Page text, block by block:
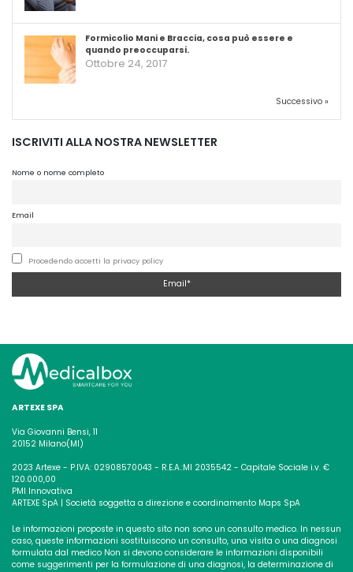
Formicolio Mani e Braccia, cosa può essere e
quando preoccuparsi.
Ottobre 24, 2017
Successivo »
ISCRIVITI ALLA NOSTRA NEWSLETTER
Nome o nome completo
Email
Procedendo accetti la privacy policy
ARTEXE SPA
Via Giovanni Bensi, 11
20152 Milano(MI)
2023 Artexe - P.IVA: 02908570043 - R.E.A.:MI 2035542 - Capitale Sociale i.v. €
120.000,00
PMI Innovativa
ARTEXE SpA | Società soggetta a direzione e coordinamento Maps SpA
Le informazioni proposte in questo sito non sono un consulto medico. In nessun
caso, queste informazioni sostituiscono un consulto, una visita o una diagnosi
formulata dal medico Non si devono considerare le informazioni disponibili
come suggerimenti per la formulazione di una diagnosi, la determinazione di